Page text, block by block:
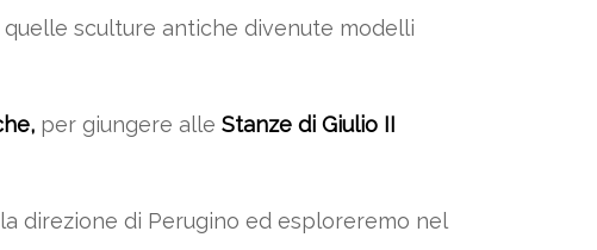
sculture antiche divenute modelli
per giungere alle Stanze di Giulio II
direzione di Perugino ed esploreremo nel